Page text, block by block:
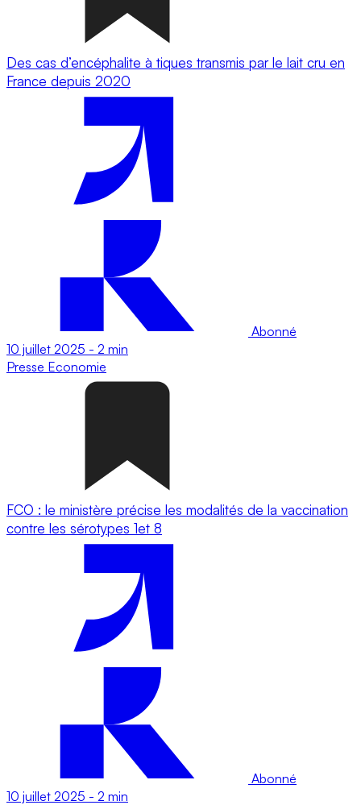
Des cas d’encéphalite à tiques transmis par le lait cru en
France depuis 2020
Abonné
10 juillet 2025 - 2 min
Presse Economie
FCO : le ministère précise les modalités de la vaccination
contre les sérotypes 1et 8
Abonné
10 juillet 2025 - 2 min